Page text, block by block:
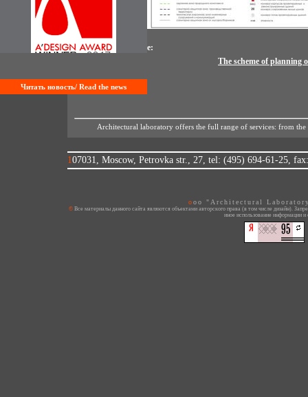
Читать новость/ Read the news
This image from page:
The scheme of planning
Architectural laboratory offers the full range of services: from
107031, Moscow, Petrovka str., 27, tel: (495) 694-61-25,
ooo "Architectural
© Все материалы данного сайта являются объектами авторского права (в том числе дизайн). Запрещается копирование, распространение (в том числе путем копирования на другие сайты и ресурсы в Интернете) или любое
иное использование информации и